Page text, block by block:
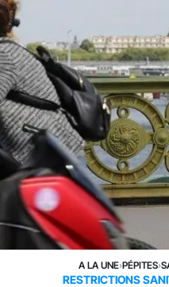
A LA UNE›PÉPITES›
RESTRICTIONS